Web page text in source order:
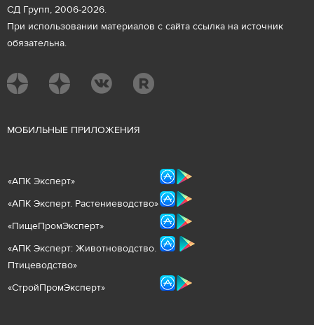
СД Групп, 2006-2026.
При использовании материалов с сайта ссылка на источник
обязательна.
МОБИЛЬНЫЕ ПРИЛОЖЕНИЯ
«АПК Эксперт»
«АПК Эксперт. Растениеводство»
«ПищеПромЭксперт»
«АПК Эксперт: Животноводство.
Птицеводство»
«СтройПромЭксперт»